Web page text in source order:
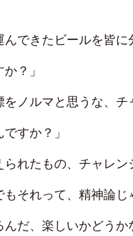
できたビールを皆に
？」
をノルマと思うな、
ですか？」
られたもの、チャレ
もそれって、精神論じ
んだ、楽しいかどう